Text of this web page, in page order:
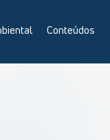
Conteúdos